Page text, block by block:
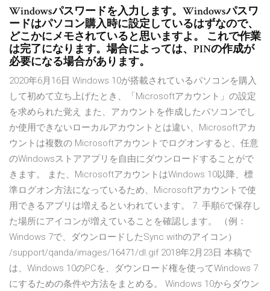
Windowsパスワードを入力します。Windowsパスワ
ードはパソコン購入時に設定しているはずなので、
どこかにメモされていると思いますよ。 これで作業
は完了になります。場合によっては、PINの作成が
必要になる場合があります。
2020年6月16日 Windows 10が搭載されているパソコンを購入
して初めて立ち上げたとき、「Microsoftアカウント」の設定
を求められた覚え また、アカウントを作成したパソコンでし
か使用できないローカルアカウントとは違い、Microsoftアカ
ウントは複数の Microsoftアカウントでログオンすると、任意
のWindowsストアアプリを自由にダウンロードすることがで
きます。 また、MicrosoftアカウントはWindows 10以降、標
準ログオン方法になっているため、Microsoftアカウントで使
用できるアプリは増えるといわれています。 7. 手順6で保存し
た場所にアイコンが増えていることを確認します。 （例：
Windows 7で、ダウンロードしたSync withのアイコン）
/support/qanda/images/16471/dl.gif 2018年2月23日 本稿で
は、Windows 10のPCを、ダウンロード権を使ってWindows 7
にするための条件や方法をまとめる。 Windows 10からダウン